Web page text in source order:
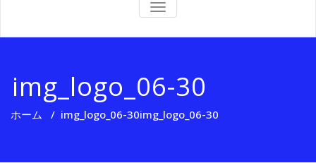
ナ
ビ
ン
を
り
img_logo_06-30
ホーム / img_logo_06-30img_logo_06-30